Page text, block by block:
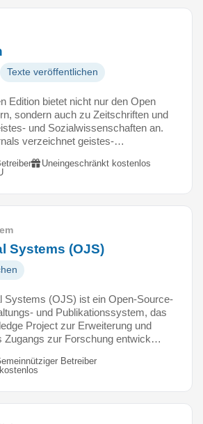
Texte veröffentlichen
Edition bietet nicht nur den Open
sondern auch zu Zeitschriften und
und Sozialwissenschaften an.
verzeichnet geistes-…
Uneingeschränkt kostenlos
Systems (OJS)
Systems (OJS) ist ein Open-Source-
und Publikationssystem, das
Project zur Erweiterung und
Zugangs zur Forschung entwick…
Betreiber